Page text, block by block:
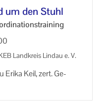
um den Stuhl
Land­kreis Lin­dau e. V.
Erika Keil, zert. Ge­